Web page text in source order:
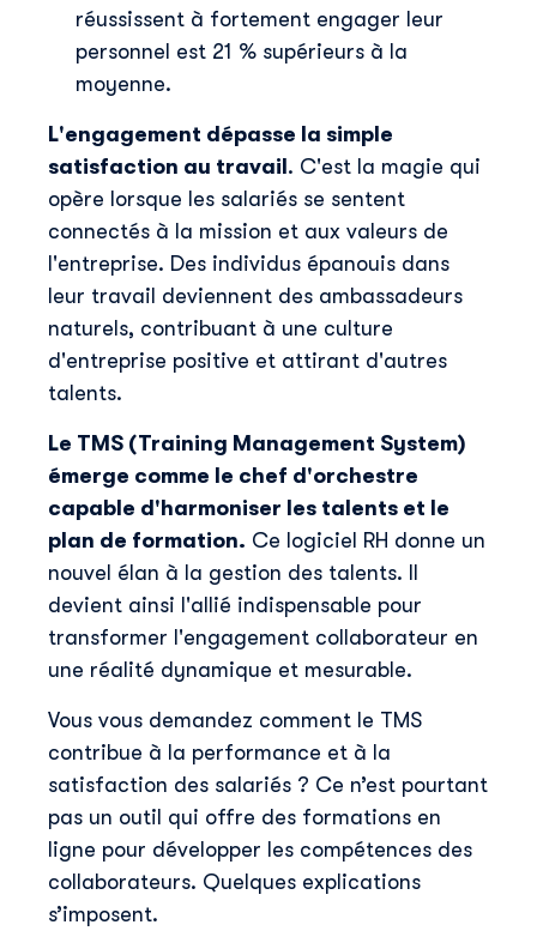
réussissent à fortement engager leur
personnel est 21 % supérieurs à la
moyenne.
L'engagement dépasse la simple
satisfaction au travail . C'est la magie qui
opère lorsque les salariés se sentent
connectés à la mission et aux valeurs de
l'entreprise. Des individus épanouis dans
leur travail deviennent des ambassadeurs
naturels, contribuant à une culture
d'entreprise positive et attirant d'autres
talents.
Le TMS (Training Management System)
émerge comme le chef d'orchestre
capable d'harmoniser les talents et le
plan de formation. Ce logiciel RH donne un
nouvel élan à la gestion des talents. Il
devient ainsi l'allié indispensable pour
transformer l'engagement collaborateur en
une réalité dynamique et mesurable.
Vous vous demandez comment le TMS
contribue à la performance et à la
satisfaction des salariés ? Ce n’est pourtant
pas un outil qui offre des formations en
ligne pour développer les compétences des
collaborateurs. Quelques explications
s’imposent.